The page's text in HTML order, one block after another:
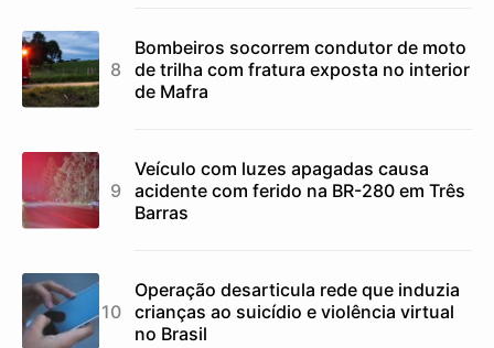
Bombeiros socorrem condutor de moto
de trilha com fratura exposta no interior
de Mafra
Veículo com luzes apagadas causa
acidente com ferido na BR-280 em Três
Barras
Operação desarticula rede que induzia
crianças ao suicídio e violência virtual
no Brasil